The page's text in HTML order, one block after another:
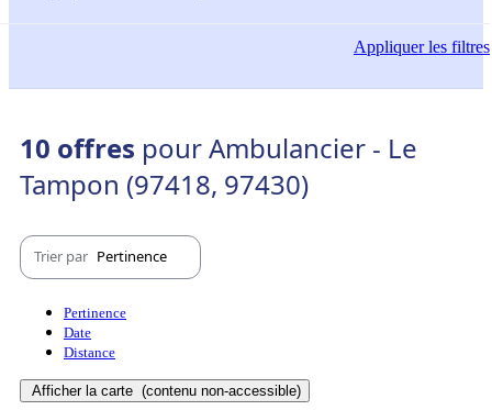
Appliquerles filtres
10 offres pour Ambulancier - Le
Tampon (97418, 97430)
Trier par Pertinence
Pertinence
Date
Distance
Afficher la carte (contenu non-accessible)